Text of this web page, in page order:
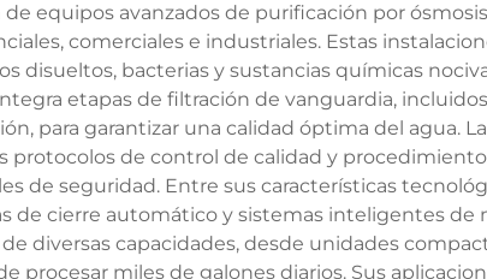
equipos avanzados de purificación por
comerciales e industriales. Estas
disueltos, bacterias y sustancias químicas
etapas de filtración de vanguardia,
para garantizar una calidad óptima del agua.
de control de calidad y
de seguridad. Entre sus características
de cierre automático y sistemas inteligentes de
diversas capacidades, desde unidades
procesar miles de galones diarios. Sus